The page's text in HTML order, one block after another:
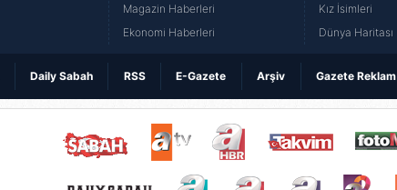
Magazin Haberleri
Ekonomi Haberleri
Kız İsimleri
Dünya Haritası
Daily Sabah RSS E-Gazete Arşiv Gazete Reklam